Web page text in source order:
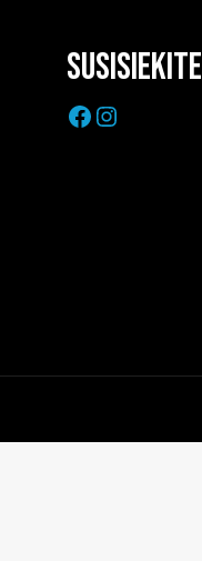
Susisiekite
Facebook
Instagram